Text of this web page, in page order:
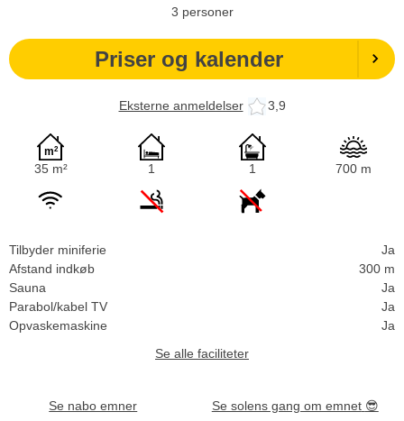
3 personer
Priser og kalender
Eksterne anmeldelser 3,9
35 m² 1 1 700 m
Tilbyder miniferie
Ja
Afstand indkøb
300 m
Sauna
Ja
Parabol/kabel TV
Ja
Opvaskemaskine
Ja
Se alle faciliteter
Se nabo emner Se solens gang om emnet 😎